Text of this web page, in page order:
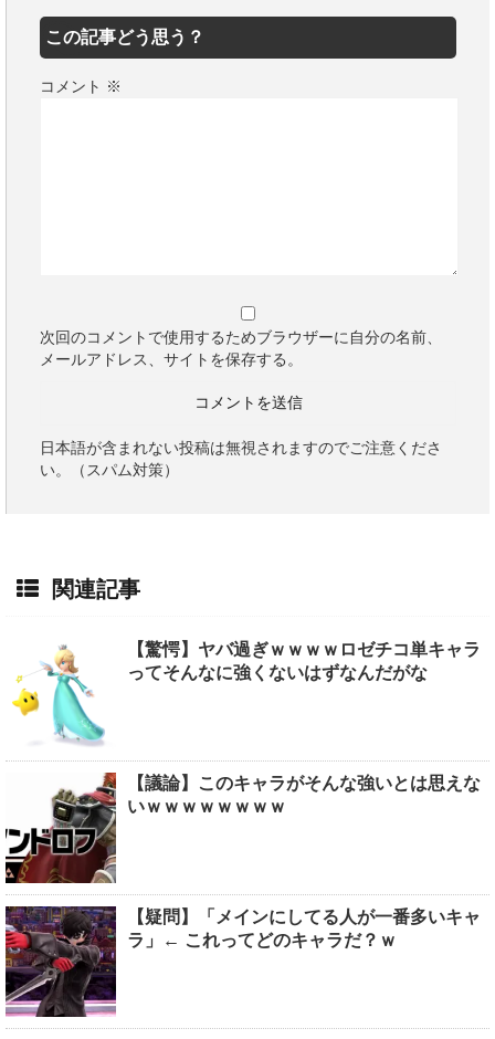
この記事どう思う？
コメント ※
次回のコメントで使用するためブラウザーに自分の名前、
メールアドレス、サイトを保存する。
日本語が含まれない投稿は無視されますのでご注意くださ
い。（スパム対策）
関連記事
【驚愕】ヤバ過ぎｗｗｗｗロゼチコ単キャラ
ってそんなに強くないはずなんだがな
【議論】このキャラがそんな強いとは思えな
いｗｗｗｗｗｗｗｗ
【疑問】「メインにしてる人が一番多いキャ
ラ」← これってどのキャラだ？ｗ